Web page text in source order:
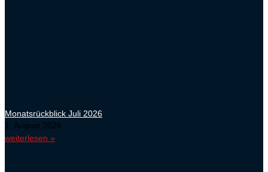
Monatsrückblick Juli 2026
1. August 2026
weiterlesen »